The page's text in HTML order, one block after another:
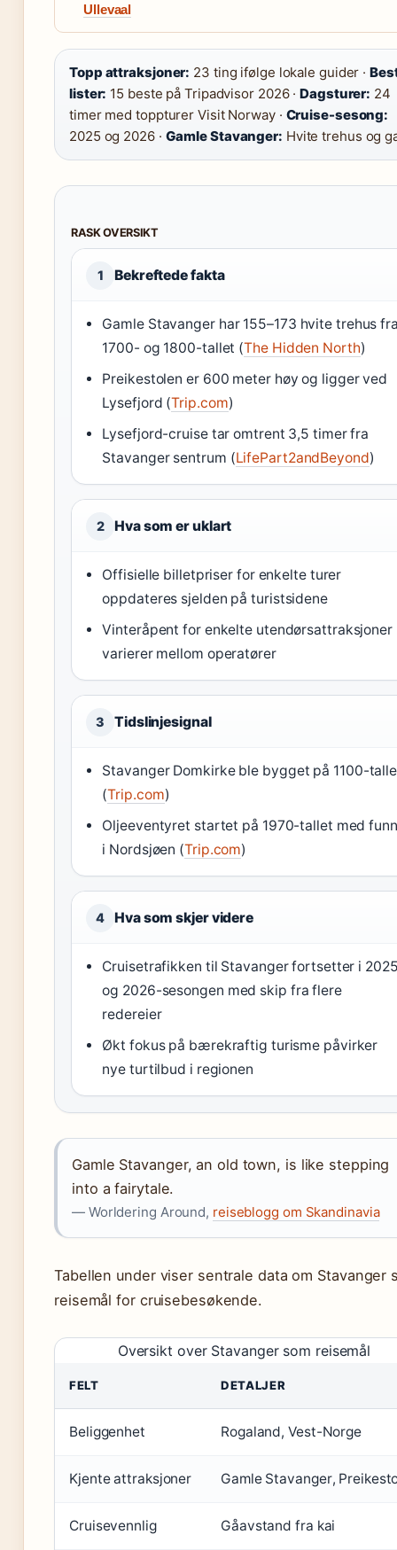
Ullevaal
Topp attraksjoner: 23 ting ifølge lokale guider ·
lister: 15 beste på Tripadvisor 2026 ·Dagsturer: 24
timer med toppturer Visit Norway · Cruise-sesong:
2025 og 2026 · Gamle Stavanger: Hvite trehus og
RASK OVERSIKT
1 Bekreftede fakta
Gamle Stavanger har 155–173 hvite trehus
1700- og 1800-tallet (The Hidden North)
Preikestolen er 600 meter høy og ligger ved
Lysefjord (Trip.com)
Lysefjord-cruise tar omtrent 3,5 timer fra
Stavanger sentrum (LifePart2andBeyond)
2 Hva som er uklart
Offisielle billetpriser for enkelte turer
oppdateres sjelden på turistsidene
Vinteråpent for enkelte utendørsattraksjoner
varierer mellom operatører
3 Tidslinjesignal
Stavanger Domkirke ble bygget på 1100-
(Trip.com)
Oljeeventyret startet på 1970-tallet med funn
i Nordsjøen (Trip.com)
4 Hva som skjer videre
Cruisetrafikken til Stavanger fortsetter i
og 2026-sesongen med skip fra flere
redereier
Økt fokus på bærekraftig turisme påvirker
nye turtilbud i regionen
Gamle Stavanger, an old town, is like stepping
into a fairytale.
— Worldering Around, reiseblogg om Skandinavia
Tabellen under viser sentrale data om Stavanger
reisemål for cruisebesøkende.
Oversikt over Stavanger som reisemål
FELT DETALJER
Beliggenhet Rogaland, Vest-Norge
Kjente attraksjoner Gamle Stavanger,
Cruisevennlig Gåavstand fra kai